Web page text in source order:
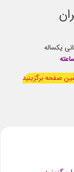
یکساله
صفحه برگزینید